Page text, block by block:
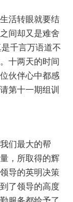
活转眼就要结
间却又是难舍
千言万语道不
十两天的时间
伙伴心中都感
第十一期组训
们最大的帮
，所取得的辉
导的英明决策
了领导的高度